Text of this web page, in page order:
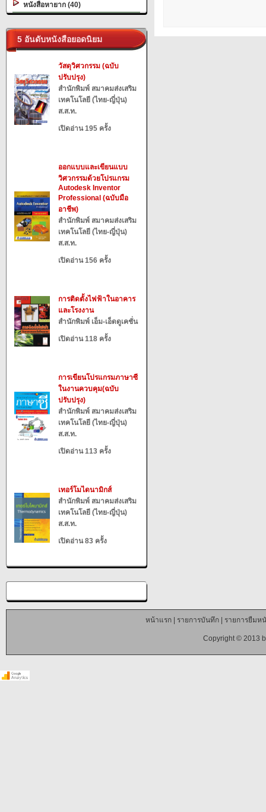
หนังสือหายาก (40)
5 อันดับหนังสือยอดนิยม
วัสดุวิศวกรรม (ฉบับ
ปรับปรุง)
สำนักพิมพ์ สมาคมส่งเสริม
เทคโนโลยี (ไทย-ญี่ปุ่น)
ส.ส.ท.
เปิดอ่าน 195 ครั้ง
ออกแบบและเขียนแบบ
วิศวกรรมด้วยโปรแกรม
Autodesk Inventor
Professional (ฉบับมือ
อาชีพ)
สำนักพิมพ์ สมาคมส่งเสริม
เทคโนโลยี (ไทย-ญี่ปุ่น)
ส.ส.ท.
เปิดอ่าน 156 ครั้ง
การติดตั้งไฟฟ้าในอาคาร
และโรงงาน
สำนักพิมพ์ เอ็ม-เอ็ดดูเคชั่น
เปิดอ่าน 118 ครั้ง
การเขียนโปรแกรมภาษาซี
ในงานควบคุม(ฉบับ
ปรับปรุง)
สำนักพิมพ์ สมาคมส่งเสริม
เทคโนโลยี (ไทย-ญี่ปุ่น)
ส.ส.ท.
เปิดอ่าน 113 ครั้ง
เทอร์โมไดนามิกส์
สำนักพิมพ์ สมาคมส่งเสริม
เทคโนโลยี (ไทย-ญี่ปุ่น)
ส.ส.ท.
เปิดอ่าน 83 ครั้ง
หน้าแรก| รายการบันทึก| รายการยืมห
Copyright © 2013